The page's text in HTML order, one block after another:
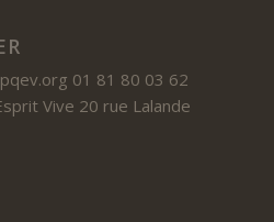
01 81 80 03 62
Vive 20 rue Lalande